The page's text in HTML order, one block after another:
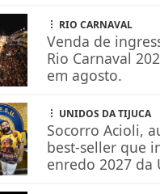
RIO CARNAVAL
Venda de
Rio Carnaval
em agosto.
UNIDOS DA TIJUCA
Socorro Acioli,
best-seller que
enredo 2027 da